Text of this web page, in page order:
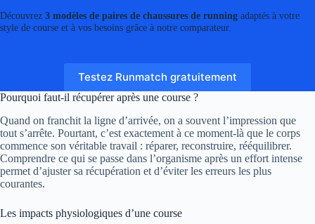
Découvrez 3 modèles de paires de chaussures de running adaptés à votre
style de course et à vos besoins grâce à notre comparateur.
Testez Runmatch gratuitement
Pourquoi faut-il récupérer après une course ?
Quand on franchit la ligne d’arrivée, on a souvent l’impression que
tout s’arrête. Pourtant, c’est exactement à ce moment-là que le corps
commence son véritable travail : réparer, reconstruire, rééquilibrer.
Comprendre ce qui se passe dans l’organisme après un effort intense
permet d’ajuster sa récupération et d’éviter les erreurs les plus
courantes.
Les impacts physiologiques d’une course